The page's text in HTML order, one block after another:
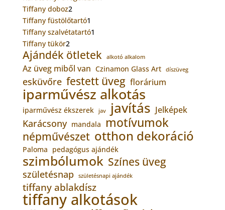
Tiffany doboz22
termék
Tiffany füstölőtartó1
termék
Tiffany szalvétatartó1
Tiffany tükör22
termék
Ajándék ötletek alkotó alkalom
Az üveg miből van Czinamon Glass Art díszüveg
esküvőre festett üveg florárium
iparművész alkotás
iparművész ékszerek jav javítás Jelképek
Karácsony mandala motívumok
népművészet otthon dekoráció
Paloma pedagógus ajándék
szimbólumok Színes üveg
születésnap születésnapi ajándék
tiffany ablakdísz
tiffany alkotások